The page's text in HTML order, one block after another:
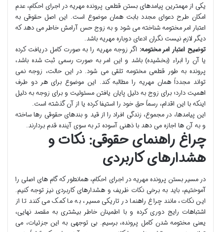
یکی از مهمترین پیامدهای بستن قطعی پرونده مهریه در اجرای احکام، عدم
امکان طرح دعوای مجدد بابت همان موضوع است. این اصل حقوقی به
اعتبار امر مختومه شناخته می شود و به زوج حس آرامش خاطر می دهد که
دیگر لازم نیست نگران ادعای دوباره مهریه باشد.
توضیح اعتبار امر مختومه: اگر زوجه مهریه را به صورت کامل دریافت کرده
یا آن را ابراء (بخشیده) باشد و این امر به صورت رسمی ثبت شده باشد،
پرونده به طور قطعی مختومه تلقی می شود. در این حالت، زوجه نمی
تواند مجدداً همان مهریه را مطالبه کند. این موضوع برای هر دو طرف
اهمیت دارد؛ برای زوج به دلیل پایان یافتن مسئولیت و برای زوجه به دلیل
اینکه با این اقدام، رسماً حق خود را استیفا کرده یا از آن گذشته است.
این پیامدها، در مجموع، زندگی افراد را از قید و بندهای حقوقی رها ساخته
و به آن ها اجازه می دهد با ذهنی آسوده تر به سوی آینده قدم بردارند.
چراغ راهنمای حقوقی: نکات و
هشدارهای کاربردی
در مسیر بستن پرونده مهریه در اجرای احکام، همانطور که گام های اصلی را
آموختیم، باید به برخی نکات ظریف و هشدارهای کاربردی نیز توجه کنیم.
این نکات، مانند چراغ راهنما در تاریکی مسیر، به ما کمک می کنند تا از
اشتباهات رایج دوری کرده و با اطمینان خاطر بیشتری به مقصد نهایی،
یعنی مختومه شدن کامل پرونده، برسیم. بی توجهی به این جزئیات، می